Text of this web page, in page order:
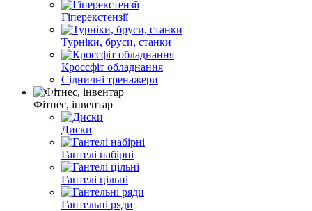
Гіперекстензії
Турніки, бруси, станки
Кроссфіт обладнання
Сідничні тренажери
Фітнес, інвентар
Диски
Гантелі набірні
Гантелі цільні
Гантельні ряди